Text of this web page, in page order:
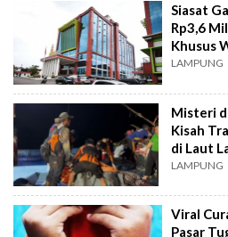
Siasat
Rp3,6
Khusus
Lampung
LAMPUNG
Misteri
Kisah
di Laut
LAMPUNG
Viral
Pasar